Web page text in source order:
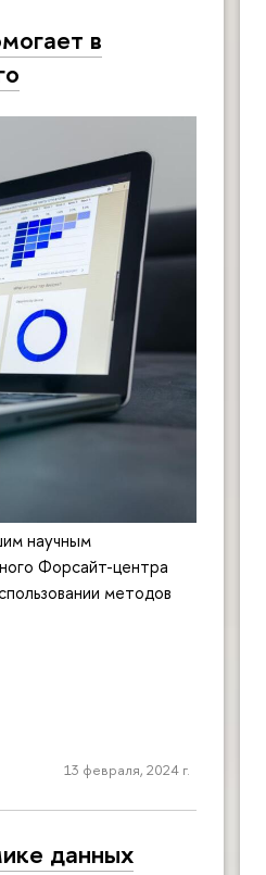
в
научным
Форсайт-центра
методов
13 февраля, 2024 г.
данных